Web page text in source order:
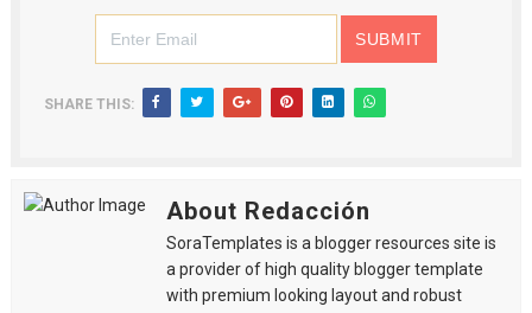
SHARE THIS:
About Redacción
SoraTemplates is a blogger resources site is
a provider of high quality blogger template
with premium looking layout and robust